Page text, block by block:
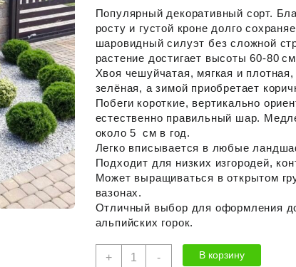
Популярный декоративный сорт.
росту и густой кроне долго
шаровидный силуэт без сложной
растение достигает высоты 60-80
Хвоя чешуйчатая, мягкая и
зелёная, а зимой приобретает
Побеги короткие, вертикально
естественно правильный шар.
около 5 см в год.
Легко вписывается в любые
Подходит для низких изгородей,
Может выращиваться в открытом
вазонах.
Отличный выбор для оформления
альпийских горок.
+
Количество
- В корзину